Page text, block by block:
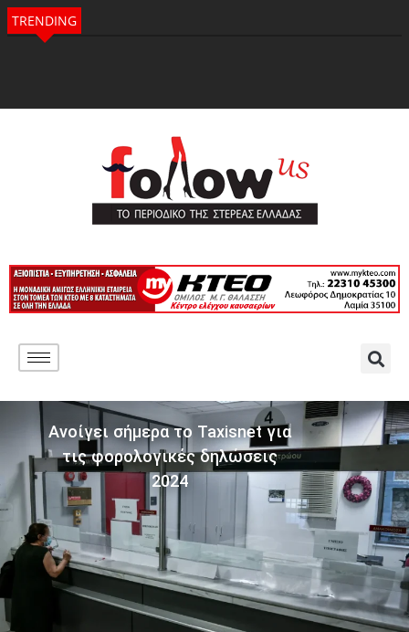
TRENDING
Ανοίγει σήμερα το Taxisnet για
τις φορολογικές δηλώσεις
2024